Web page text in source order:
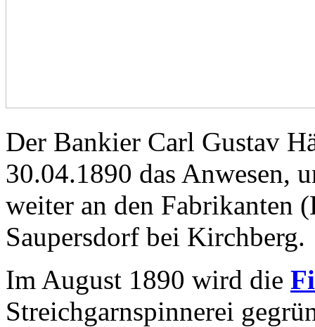
Der Bankier Carl Gustav
30.04.1890 das Anwesen,
weiter an den Fabrikanten
Saupersdorf bei Kirchberg.
Im August 1890 wird die
Streichgarnspinnerei